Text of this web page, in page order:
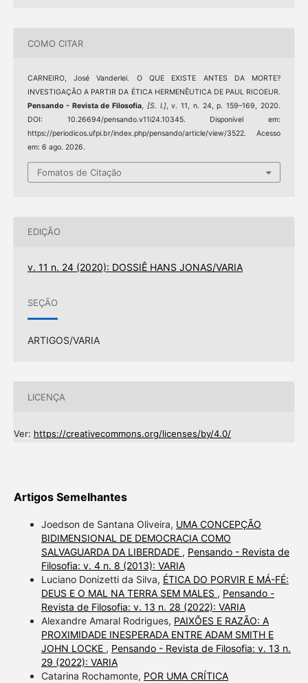
COMO CITAR
CARNEIRO, José Vanderlei. O QUE EXISTE ANTES DA MORTE?
INVESTIGAÇÃO A PARTIR DA ÉTICA HERMENÊUTICA DE PAUL RICOEUR.
Pensando - Revista de Filosofia, [S. l.], v. 11, n. 24, p. 159–169, 2020.
DOI: 10.26694/pensando.v11i24.10345. Disponível em:
https://periodicos.ufpi.br/index.php/pensando/article/view/3522. Acesso
em: 6 ago. 2026.
Fomatos de Citação
EDIÇÃO
v. 11 n. 24 (2020): DOSSIÊ HANS JONAS/VARIA
SEÇÃO
ARTIGOS/VARIA
LICENÇA
Ver: https://creativecommons.org/licenses/by/4.0/
Artigos Semelhantes
Joedson de Santana Oliveira, UMA CONCEPÇÃO
BIDIMENSIONAL DE DEMOCRACIA COMO
SALVAGUARDA DA LIBERDADE , Pensando - Revista de
Filosofia: v. 4 n. 8 (2013): VARIA
Luciano Donizetti da Silva, ÉTICA DO PORVIR E MÁ-FÉ:
DEUS E O MAL NA TERRA SEM MALES , Pensando -
Revista de Filosofia: v. 13 n. 28 (2022): VARIA
Alexandre Amaral Rodrigues, PAIXÕES E RAZÃO: A
PROXIMIDADE INESPERADA ENTRE ADAM SMITH E
JOHN LOCKE , Pensando - Revista de Filosofia: v. 13 n.
29 (2022): VARIA
Catarina Rochamonte, POR UMA CRÍTICA